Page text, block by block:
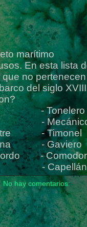
marítimo
En esta lista
no
del siglo
- Tonelero
-
- Timonel
- Gaviero
-
- Capellán
No hay comentarios: